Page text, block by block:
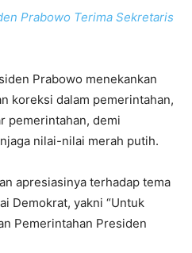
Prabowo Terima Sekretaris
Prabowo menekankan
koreksi dalam pemerintahan,
pemerintahan, demi
nilai-nilai merah putih.
apresiasinya terhadap tema
Demokrat, yakni “Untuk
Pemerintahan Presiden